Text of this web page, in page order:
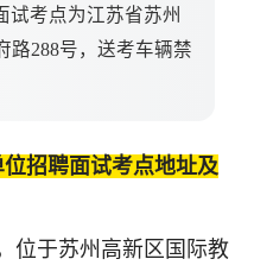
试考点为江苏省苏州
路288号，送考车辆禁
招聘面试考点地址及
于苏州高新区国际教